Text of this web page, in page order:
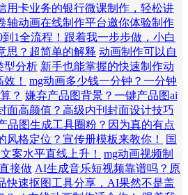
用卡业务的银行微课制作，轻松讲
轴动画在线制作平台邀你体验制作
到1全流程！跟着我一步步做，小白
思？超简单的解释 动画制作可以自
型分析 新手也能掌握的快速制作动
！
mg动画多少钱一分钟？一分钟
？ 嫌弃产品图背景？一键产品图ai
面高颜值？高级内刊封面设计技巧
品图生成工具圈粉？因为真的有点
风格定位？宣传册模板来教你！
国
案水平直线上升！
mg动画视频制
接做 AI生成音乐短视频靠谱吗？原
快速抠图工具分享，AI果然不是盖